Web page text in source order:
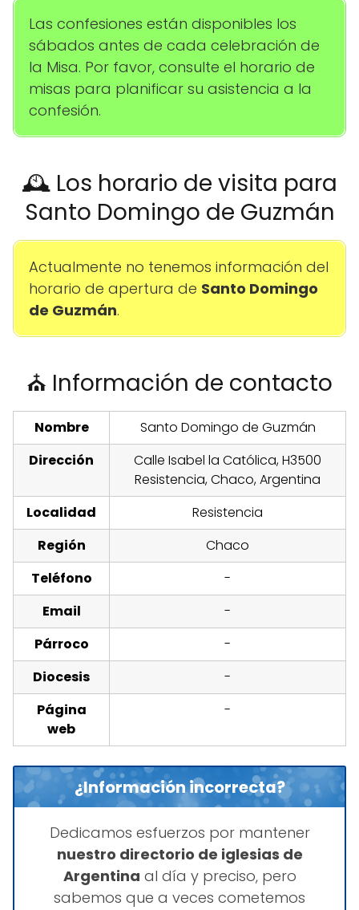
Las confesiones están disponibles los
sábados antes de cada celebración de
la Misa. Por favor, consulte el horario de
misas para planificar su asistencia a la
confesión.
🕰️ Los horario de visita para
Santo Domingo de Guzmán
Actualmente no tenemos información del
horario de apertura de Santo Domingo
de Guzmán.
⛪ Información de contacto
Nombre
Santo Domingo de Guzmán
Dirección
Calle Isabel la Católica, H3500
Resistencia, Chaco, Argentina
Localidad
Resistencia
Región
Chaco
Teléfono
-
Email
-
Párroco
-
Diocesis
-
Página
web
-
¿Información incorrecta?
Dedicamos esfuerzos por mantener
nuestro directorio de iglesias de
Argentina al día y preciso, pero
sabemos que a veces cometemos